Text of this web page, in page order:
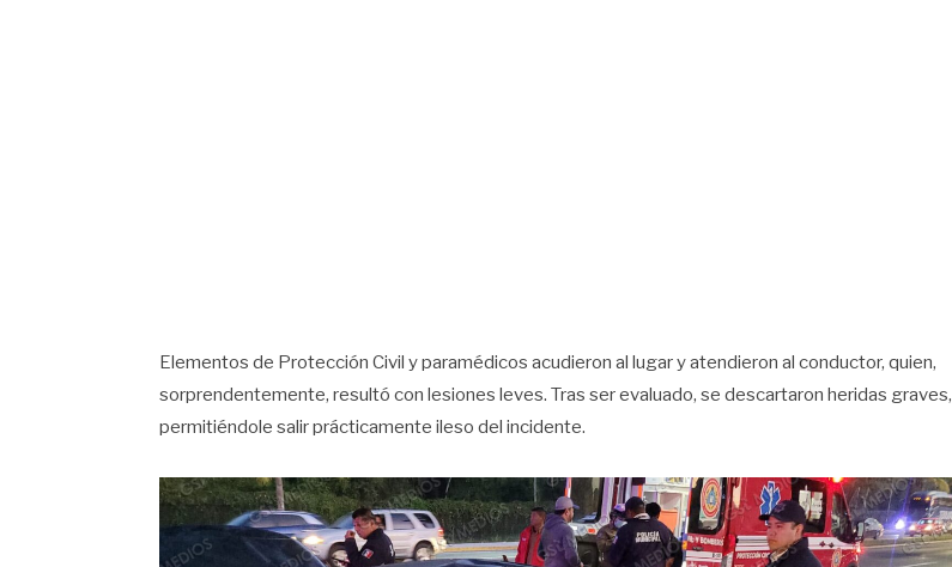
Elementos de Protección Civil y paramédicos acudieron al lugar y atendieron al conductor, quien,
sorprendentemente, resultó con lesiones leves. Tras ser evaluado, se descartaron heridas graves,
permitiéndole salir prácticamente ileso del incidente.